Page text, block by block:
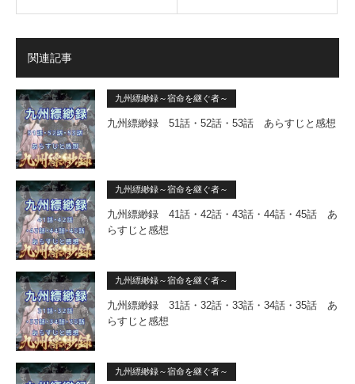
関連記事
九州縹緲録～宿命を継ぐ者～
九州縹緲録 51話・52話・53話 あらすじと感想
九州縹緲録～宿命を継ぐ者～
九州縹緲録 41話・42話・43話・44話・45話 あ
らすじと感想
九州縹緲録～宿命を継ぐ者～
九州縹緲録 31話・32話・33話・34話・35話 あ
らすじと感想
九州縹緲録～宿命を継ぐ者～